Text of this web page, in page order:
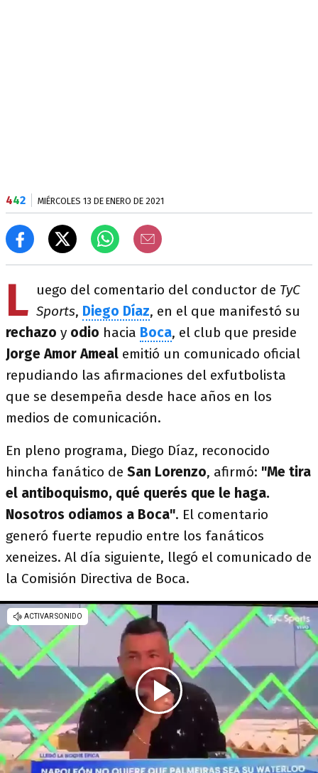
442 MIÉRCOLES 13 DE ENERO DE 2021
L uego del comentario del conductor de TyC
Sports, Diego Díaz, en el que manifestó su
rechazo y odio hacia Boca, el club que preside
Jorge Amor Ameal emitió un comunicado oficial
repudiando las afirmaciones del exfutbolista
que se desempeña desde hace años en los
medios de comunicación.
En pleno programa, Diego Díaz, reconocido
hincha fanático de San Lorenzo, afirmó: "Me tira
el antiboquismo, qué querés que le haga.
Nosotros odiamos a Boca". El comentario
generó fuerte repudio entre los fanáticos
xeneizes. Al día siguiente, llegó el comunicado de
la Comisión Directiva de Boca.